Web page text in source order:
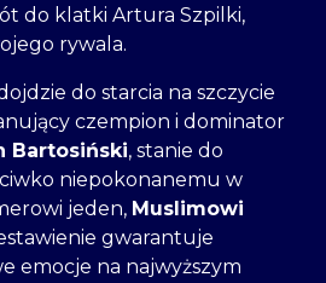
do klatki Artura Szpilki,
rywala.
do starcia na szczycie
czempion i dominator
Bartosiński, stanie do
niepokonanemu w
jeden, Muslimowi
gwarantuje
emocje na najwyższym